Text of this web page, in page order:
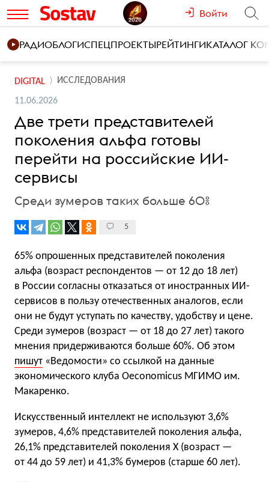
Войти
РАДИОБЛОГИСПЕЦПРОЕКТЫРЕЙТИНГИКАТАЛОГ
DIGITAL ИССЛЕДОВАНИЯ
11.06.2026
Две трети представителей
поколения альфа готовы
перейти на российские ИИ-
сервисы
Среди зумеров таких больше 60%
5
65% опрошенных представителей поколения
альфа (возраст респондентов — от 12 до 18 лет)
в России согласны отказаться от иностранных ИИ-
сервисов в пользу отечественных аналогов, если
они не будут уступать по качеству, удобству и цене.
Среди зумеров (возраст — от 18 до 27 лет) такого
мнения придерживаются больше 60%. Об этом
пишут «Ведомости» со ссылкой на данные
экономического клуба Oeconomicus МГИМО им.
Макаренко.
Искусственный интеллект не используют 3,6%
зумеров, 4,6% представителей поколения альфа,
26,1% представителей поколения X (возраст —
от 44 до 59 лет) и 41,3% бумеров (старше 60 лет).